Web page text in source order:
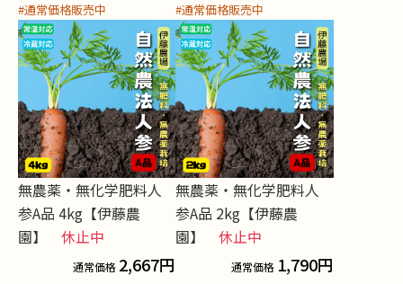
#通常価格販売中
#通常価格販売中
無農薬・無化学肥料人
参A品 4kg【伊藤農
園】 休止中
通常価格 2,667円
無農薬・無化学肥料人
参A品 2kg【伊藤農
園】休止中
通常価格 1,790円